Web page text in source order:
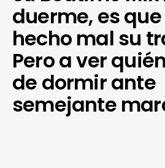
duerme, es
hecho mal su
Pero a ver
de dormir ante
semejante